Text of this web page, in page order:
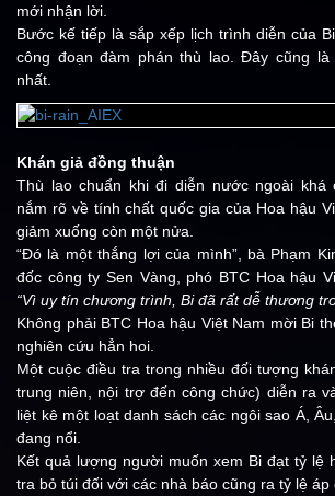
mới nhận lời.
Bước kế tiếp là sắp xếp lịch trình diễn của
công đoạn đàm phán thù lao. Đây cũng là
nhất.
Khán giả đồng thuận
Thù lao chuẩn khi đi diễn nước ngoài khá
nắm rõ về tính chất quốc gia của Hoa hậu
giảm xuống còn một nửa.
“Đó là một thắng lợi của mình”, bà Phạm
đốc công ty Sen Vàng, phó BTC Hoa hậu
“Vì uy tín chương trình, Bi đã rất dễ thương
Không phải BTC Hoa hậu Việt Nam mời Bi
nghiên cứu hẳn hoi.
Một cuộc điều tra trong nhiều đối tượng
trung niên, nội trợ đến công chức) diễn ra
liệt kê một loạt danh sách các ngôi sao Á,
đang nổi.
Kết quả lượng người muốn xem Bi đạt tỷ lệ
tra bỏ túi đối với các nhà báo cũng ra tỷ lệ áp